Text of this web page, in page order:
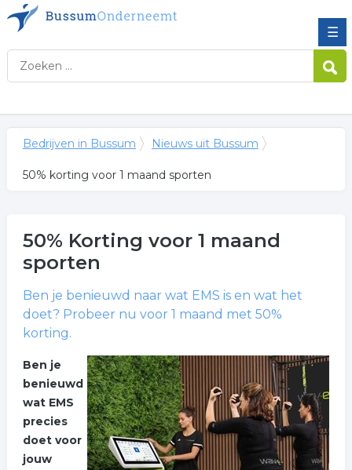
☰
Bedrijven in Bussum Nieuws uit Bussum
50% korting voor 1 maand sporten
50% Korting voor 1 maand
sporten
Ben je benieuwd naar wat EMS is en wat het
doet? Probeer nu voor 1 maand met 50%
korting.
Ben je
benieuwd
wat EMS
precies
doet voor
jouw